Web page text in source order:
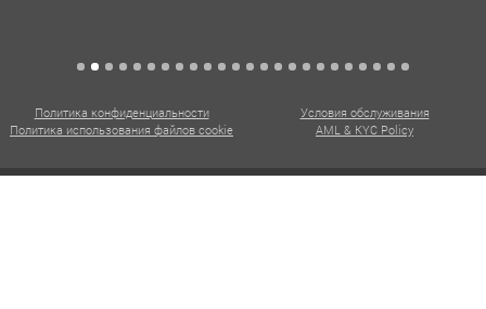
Политика конфиденциальности
Условия обслуживания
Политика использования файлов cookie
AML & KYC Policy